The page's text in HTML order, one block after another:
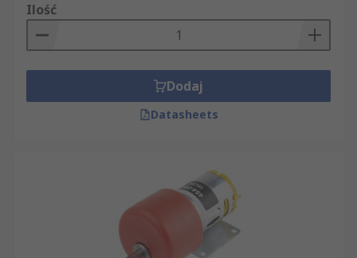
Ilość
Dodaj
Datasheets